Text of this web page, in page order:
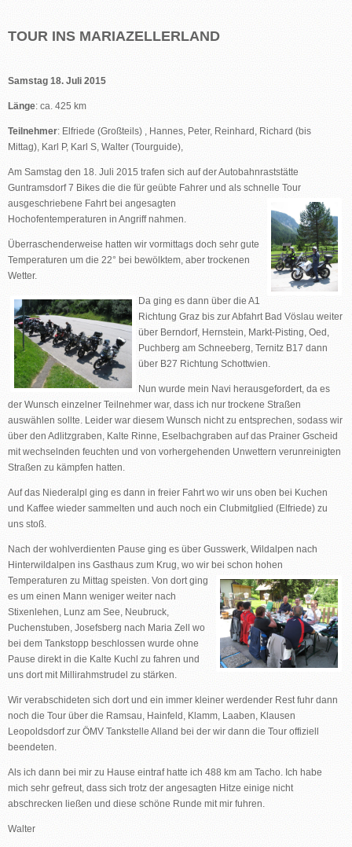
TOUR INS MARIAZELLERLAND
Samstag 18. Juli 2015
Länge: ca. 425 km
Teilnehmer: Elfriede (Großteils) , Hannes, Peter, Reinhard, Richard (bis
Mittag), Karl P, Karl S, Walter (Tourguide),
Am Samstag den 18. Juli 2015 trafen sich auf der Autobahnraststätte
Guntramsdorf 7 Bikes die die für geübte Fahrer und als schnelle Tour
ausgeschriebene Fahrt bei angesagten
Hochofentemperaturen in Angriff nahmen.
Überraschenderweise hatten wir vormittags doch sehr gute
Temperaturen um die 22° bei bewölktem, aber trockenen
Wetter.
Da ging es dann über die A1
Richtung Graz bis zur Abfahrt Bad Vöslau weiter
über Berndorf, Hernstein, Markt-Pisting, Oed,
Puchberg am Schneeberg, Ternitz B17 dann
über B27 Richtung Schottwien.
Nun wurde mein Navi herausgefordert, da es
der Wunsch einzelner Teilnehmer war, dass ich nur trockene Straßen
auswählen sollte. Leider war diesem Wunsch nicht zu entsprechen, sodass wir
über den Adlitzgraben, Kalte Rinne, Eselbachgraben auf das Prainer Gscheid
mit wechselnden feuchten und von vorhergehenden Unwettern verunreinigten
Straßen zu kämpfen hatten.
Auf das Niederalpl ging es dann in freier Fahrt wo wir uns oben bei Kuchen
und Kaffee wieder sammelten und auch noch ein Clubmitglied (Elfriede) zu
uns stoß.
Nach der wohlverdienten Pause ging es über Gusswerk, Wildalpen nach
Hinterwildalpen ins Gasthaus zum Krug, wo wir bei schon hohen
Temperaturen zu Mittag speisten. Von dort ging
es um einen Mann weniger weiter nach
Stixenlehen, Lunz am See, Neubruck,
Puchenstuben, Josefsberg nach Maria Zell wo
bei dem Tankstopp beschlossen wurde ohne
Pause direkt in die Kalte Kuchl zu fahren und
uns dort mit Millirahmstrudel zu stärken.
Wir verabschideten sich dort und ein immer kleiner werdender Rest fuhr dann
noch die Tour über die Ramsau, Hainfeld, Klamm, Laaben, Klausen
Leopoldsdorf zur ÖMV Tankstelle Alland bei der wir dann die Tour offiziell
beendeten.
Als ich dann bei mir zu Hause eintraf hatte ich 488 km am Tacho. Ich habe
mich sehr gefreut, dass sich trotz der angesagten Hitze einige nicht
abschrecken ließen und diese schöne Runde mit mir fuhren.
Walter